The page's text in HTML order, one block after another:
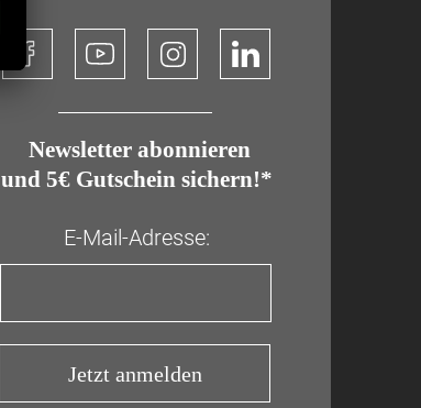
​ Newsletter abonnieren
und 5€ Gutschein sichern!*
E-Mail-Adresse:
Jetzt anmelden